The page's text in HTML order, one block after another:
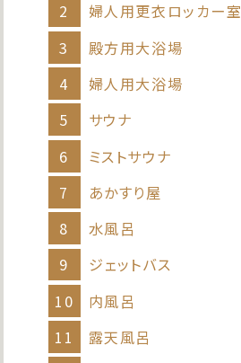
2
婦⼈⽤更⾐ロッカー室
3
殿⽅⽤⼤浴場
4
婦⼈⽤⼤浴場
5
サウナ
6
ミストサウナ
7
あかすり屋
8
⽔⾵呂
9
ジェットバス
10
内⾵呂
11
露天⾵呂